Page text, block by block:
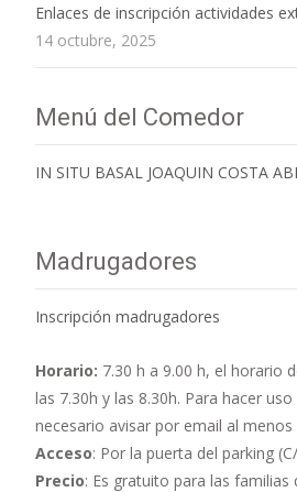
Enlaces de inscripción actividades
14 octubre, 2025
Menú del Comedor
IN SITU BASAL JOAQUIN COSTA
Madrugadores
Inscripción madrugadores
Horario: 7.30 h a 9.00 h, el horario
las 7.30h y las 8.30h. Para hacer
necesario avisar por email al menos
Acceso: Por la puerta del parking
Precio: Es gratuito para las familias